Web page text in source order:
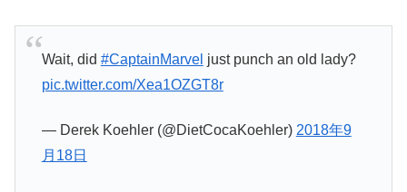
Wait, did #CaptainMarvel just punch an old lady?
pic.twitter.com/Xea1OZGT8r
— Derek Koehler (@DietCocaKoehler) 2018年9
月18日